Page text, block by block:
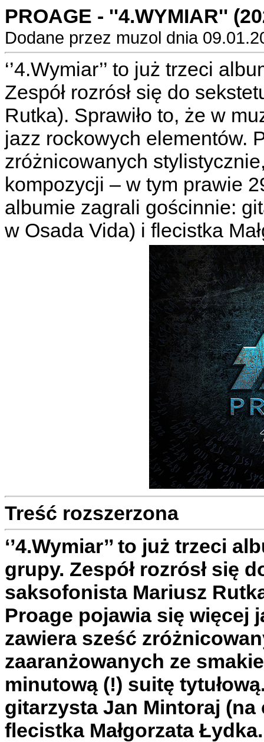
PROAGE - ''4.WYMIAR''
Dodane przez muzol dnia
‘’4.Wymiar’’ to już trzeci
Zespół rozrósł się do
Rutka). Sprawiło to, że w
jazz rockowych elementów.
zróżnicowanych
kompozycji – w tym prawie
albumie zagrali gościnnie:
w Osada Vida) i flecistka
Treść rozszerzona
‘’4.Wymiar’’ to już trzeci
grupy. Zespół rozrósł się
saksofonista Mariusz
Proage pojawia się więcej
zawiera sześć
zaaranżowanych ze
minutową (!) suitę
gitarzysta Jan Mintoraj (na
flecistka Małgorzata Łydka.